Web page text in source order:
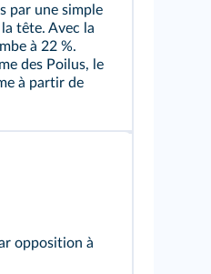
par une simple
tête. Avec la
à 22 %.
des Poilus, le
à partir de
opposition à